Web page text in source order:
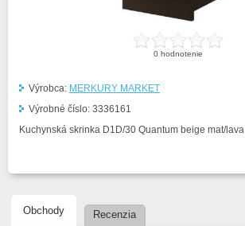
0 hodnotenie
Výrobca: MERKURY MARKET
Výrobné číslo: 3336161
Kuchynská skrinka D1D/30 Quantum beige mat/lava
Obchody Recenzia